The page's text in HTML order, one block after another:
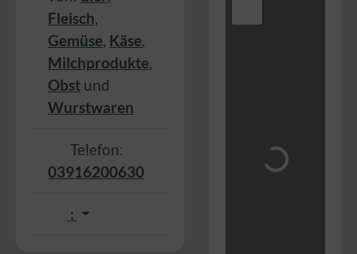
Fleisch,
Gemüse, Käse,
Milchprodukte,
Obst und
Wurstwaren
Telefon:
03916200630
: Wird geladen …